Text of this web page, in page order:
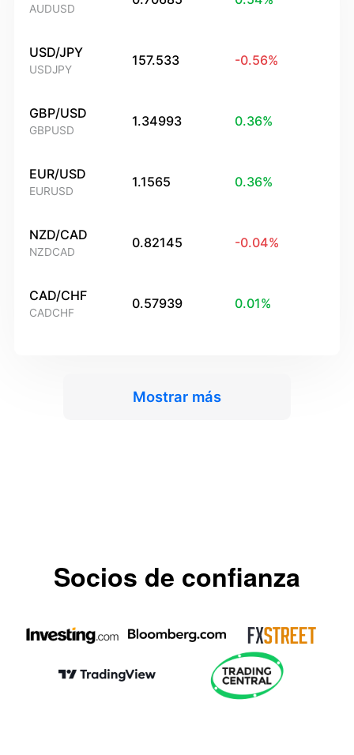
AUDUSD
USD/JPY
USDJPY
157.533 -0.56%
GBP/USD
GBPUSD
1.34993 0.36%
EUR/USD
EURUSD
1.1565 0.36%
NZD/CAD
NZDCAD
0.82145 -0.04%
CAD/CHF
CADCHF
0.57939 0.01%
Mostrar más
Socios de confianza